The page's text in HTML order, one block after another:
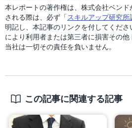
本レポートの著作権は、株式会社ベン
される際は、必ず「 スキルアップ研究所
明記し、本記事のリンクを付してくだ
により利用者または第三者に損害その他
当社は一切その責任を負いません。
この記事に関連する記事